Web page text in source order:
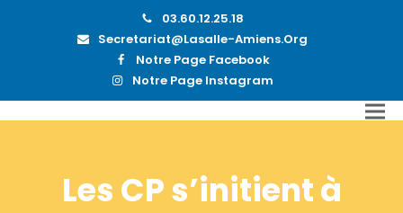
03.60.12.25.18
Secretariat@lasalle-Amiens.org
Notre Page Facebook
Notre Page Instagram
Les CP s’initient à